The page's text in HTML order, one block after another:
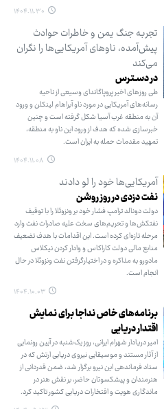
۱۴۰۴.۱۱.۳۰
تجربه جنگ یمن و خاطرات حوادث
پیش‌آمده، ناوهای آمریکایی‌ها را نگران
می‌کند
در دسـترس
طی روزهای اخیر پروپاگاندای وسیعی از ناحیه
رسانه‌های آمریکایی در مورد ناو آبراهام لینکلن و ورود
آن به منطقه غرب آسیا شکل گرفته است و چنین
خبرسازی شده که هدف از ورود این ناو به منطقه،
تمهید مقدمات حمله به ایران است.
۱۴۰۴.۱۱.۰۸
آمریکایی‌ها خود را لو دادند
نفت دزدی در روز روشن
دولت دونالد ترامپ فشار خود بر ونزوئلا را با توقیف
نفتکش‌ها و تحریم‌های سخت علیه صادرات نفت وارد
مرحله تازه‌ای کرده است. این اقدامات با هدف تضعیف
منابع مالی دولت کاراکاس و وادار کردن نیکلاس
مادورو به مذاکره و در اختیارگرفتن نفت ونزوئلا در حال
انجام است.
۱۴۰۴.۱۰.۰۳
برنامه‌های خاص نداجا برای نمایش
اقتدار دریایی
امیر دریادار شهرام ایرانی، روز یک‌شنبه در آیین رونمایی
از آثار مستند و موسیقایی نیروی دریایی ارتش که در
ستاد فرماندهی این نیرو برگزار شد، ضمن قدردانی از
هنرمندان و پیشکسوتان حاضر، بر نقش هنر در
ماندگاری هویت و افتخارات دریایی کشور تاکید کرد.